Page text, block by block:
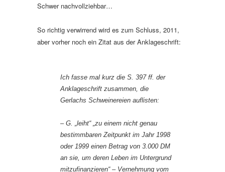
Schwer nachvollziehbar…
So richtig verwirrend wird es zum Schluss, 2011,
aber vorher noch ein Zitat aus der Anklageschrift:
Ich fasse mal kurz die S. 397 ff. der
Anklageschrift zusammen, die
Gerlachs Schweinereien auflisten:
– G. „leiht“ „zu einem nicht genau
bestimmbaren Zeitpunkt im Jahr 1998
oder 1999 einen Betrag von 3.000 DM
an sie, um deren Leben im Untergrund
mitzufinanzieren“ – Vernehmung vom